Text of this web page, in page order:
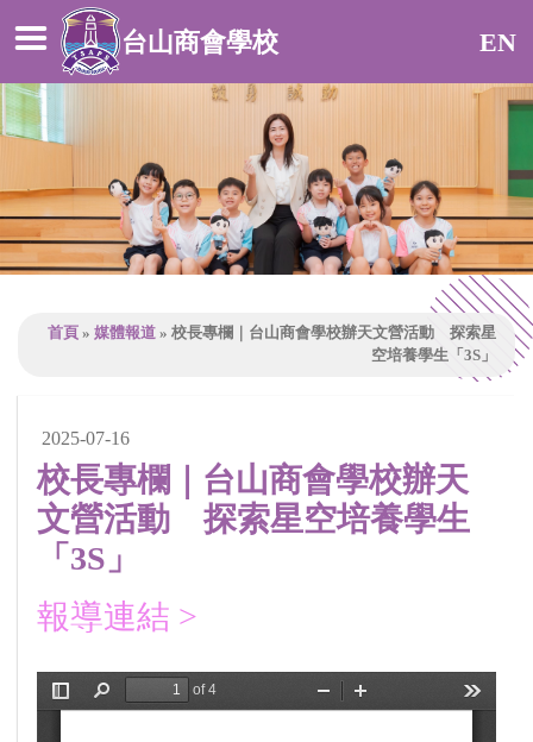
台山商會學校 EN
首頁 » 媒體報道 » 校長專欄｜台山商會學校辦天文營活動 探索星
空培養學生「3S」
2025-07-16
校長專欄｜台山商會學校辦天
文營活動 探索星空培養學生
「3S」
報導連結 >